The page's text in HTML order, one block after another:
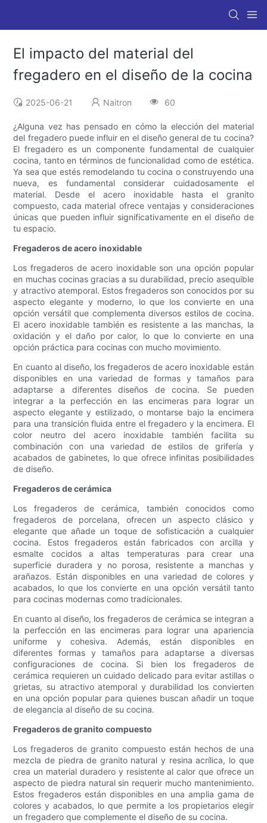
El impacto del material del
fregadero en el diseño de la cocina
2025-06-21 Naitron 60
¿Alguna vez has pensado en cómo la elección del material
del fregadero puede influir en el diseño general de tu cocina?
El fregadero es un componente fundamental de cualquier
cocina, tanto en términos de funcionalidad como de estética.
Ya sea que estés remodelando tu cocina o construyendo una
nueva, es fundamental considerar cuidadosamente el
material. Desde el acero inoxidable hasta el granito
compuesto, cada material ofrece ventajas y consideraciones
únicas que pueden influir significativamente en el diseño de
tu espacio.
Fregaderos de acero inoxidable
Los fregaderos de acero inoxidable son una opción popular
en muchas cocinas gracias a su durabilidad, precio asequible
y atractivo atemporal. Estos fregaderos son conocidos por su
aspecto elegante y moderno, lo que los convierte en una
opción versátil que complementa diversos estilos de cocina.
El acero inoxidable también es resistente a las manchas, la
oxidación y el daño por calor, lo que lo convierte en una
opción práctica para cocinas con mucho movimiento.
En cuanto al diseño, los fregaderos de acero inoxidable están
disponibles en una variedad de formas y tamaños para
adaptarse a diferentes diseños de cocina. Se pueden
integrar a la perfección en las encimeras para lograr un
aspecto elegante y estilizado, o montarse bajo la encimera
para una transición fluida entre el fregadero y la encimera. El
color neutro del acero inoxidable también facilita su
combinación con una variedad de estilos de grifería y
acabados de gabinetes, lo que ofrece infinitas posibilidades
de diseño.
Fregaderos de cerámica
Los fregaderos de cerámica, también conocidos como
fregaderos de porcelana, ofrecen un aspecto clásico y
elegante que añade un toque de sofisticación a cualquier
cocina. Estos fregaderos están fabricados con arcilla y
esmalte cocidos a altas temperaturas para crear una
superficie duradera y no porosa, resistente a manchas y
arañazos. Están disponibles en una variedad de colores y
acabados, lo que los convierte en una opción versátil tanto
para cocinas modernas como tradicionales.
En cuanto al diseño, los fregaderos de cerámica se integran a
la perfección en las encimeras para lograr una apariencia
uniforme y cohesiva. Además, están disponibles en
diferentes formas y tamaños para adaptarse a diversas
configuraciones de cocina. Si bien los fregaderos de
cerámica requieren un cuidado delicado para evitar astillas o
grietas, su atractivo atemporal y durabilidad los convierten
en una opción popular para quienes buscan añadir un toque
de elegancia al diseño de su cocina.
Fregaderos de granito compuesto
Los fregaderos de granito compuesto están hechos de una
mezcla de piedra de granito natural y resina acrílica, lo que
crea un material duradero y resistente al calor que ofrece un
aspecto de piedra natural sin requerir mucho mantenimiento.
Estos fregaderos están disponibles en una amplia gama de
colores y acabados, lo que permite a los propietarios elegir
un fregadero que complemente el diseño de su cocina.